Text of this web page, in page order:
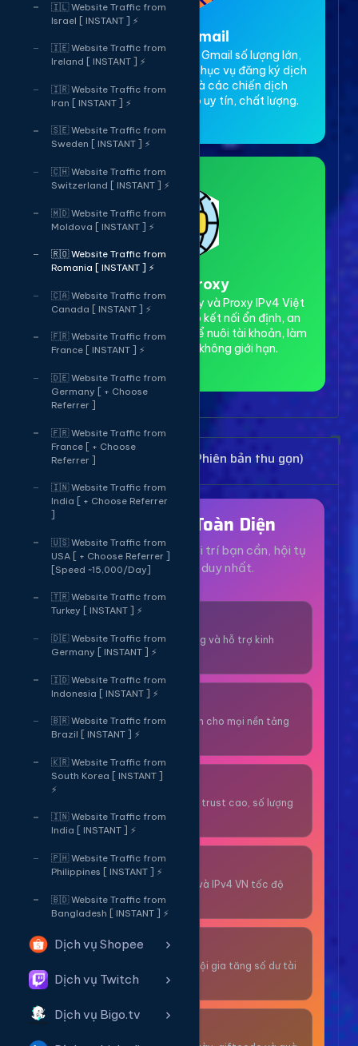
🇮🇱 Website Traffic from
Israel [ INSTANT ] ⚡
🇮🇪 Website Traffic from
Ireland [ INSTANT ] ⚡
🇮🇷 Website Traffic from
Iran [ INSTANT ] ⚡
🇸🇪 Website Traffic from
Sweden [ INSTANT ] ⚡
🇨🇭 Website Traffic from
Switzerland [ INSTANT ] ⚡
🇲🇩 Website Traffic from
Moldova [ INSTANT ] ⚡
🇷🇴 Website Traffic from
Romania [ INSTANT ] ⚡
🇨🇦 Website Traffic from
Canada [ INSTANT ] ⚡
🇫🇷 Website Traffic from
France [ INSTANT ] ⚡
🇩🇪 Website Traffic from
Germany [ + Choose
Referrer ]
🇫🇷 Website Traffic from
France [ + Choose
Referrer ]
🇮🇳 Website Traffic from
India [ + Choose Referrer
🇺🇸 Website Traffic from
USA [ + Choose Referrer ]
[Speed ~15,000/Day]
🇹🇷 Website Traffic from
Turkey [ INSTANT ] ⚡
🇩🇪 Website Traffic from
Germany [ INSTANT ] ⚡
🇮🇩 Website Traffic from
Indonesia [ INSTANT ] ⚡
🇧🇷 Website Traffic from
Brazil [ INSTANT ] ⚡
🇰🇷 Website Traffic from
South Korea [ INSTANT ]
⚡
🇮🇳 Website Traffic from
India [ INSTANT ] ⚡
🇵🇭 Website Traffic from
Philippines [ INSTANT ] ⚡
🇧🇩 Website Traffic from
Bangladesh [ INSTANT ] ⚡
Dịch vụ Shopee
Dịch vụ Twitch
Dịch vụ Bigo.tv
3. Thuê Gmail
Dịch vụ cho thuê tài khoản Gmail số lượng lớn,
Gmail cổ, có độ trust cao. Phục vụ đăng ký dịch
vụ, xác minh tài khoản và các chiến dịch
marketing online. Đảm bảo uy tín, chất lượng.
4. Thuê Proxy
Cho thuê Proxy dân cư xoay và Proxy IPv4 Việt
Nam tốc độ cao. Đảm bảo kết nối ổn định, an
toàn và ẩn danh, phù hợp để nuôi tài khoản, làm
MMO và truy cập web không giới hạn.
Bảng Dịch Vụ Mạng Xã Hội (Phiên bản thu gọn)
Hệ Sinh Thái Toàn Diện
Mọi dịch vụ, tiện ích và giải trí bạn cần, hội tụ
tại một nền tảng duy nhất.
1000+ Dịch Vụ
Công cụ tăng trưởng và hỗ trợ kinh
doanh online.
Thuê OTP SĐT
Nhận code xác minh cho mọi nền tảng
tức thì.
OTP/Mua Gmail
Tài khoản gmail cổ, trust cao, số lượng
lớn.
Thuê Proxy
Proxy dân cư xoay và IPv4 VN tốc độ
cao.
Giải Trí
Thư giãn và có cơ hội gia tăng số dư tài
khoản.